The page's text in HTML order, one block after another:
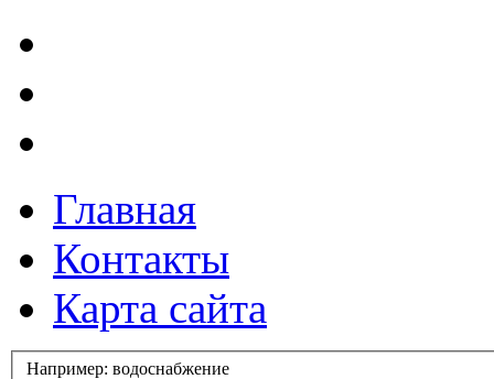
Главная
Контакты
Карта сайта
Например: водоснабжение